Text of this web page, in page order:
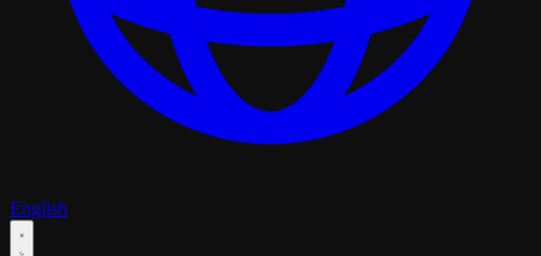
English